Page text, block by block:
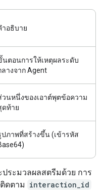
ำอธิบาย
นตอนการให้เหตุผลระดับ
ลางจาก Agent
วนหนึ่งของเอาต์พุตข้อความ
ดท้าย
ปภาพที่สร้างขึ้น (เข้ารหัส
ประมวลผลสตรีมด้วย การ
ดตาม interaction_id